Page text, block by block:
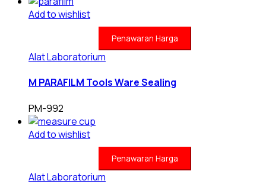
Add to wishlist
Penawaran Harga
Alat Laboratorium
M PARAFILM Tools Ware Sealing
PM-992
Add to wishlist
Penawaran Harga
Alat Laboratorium